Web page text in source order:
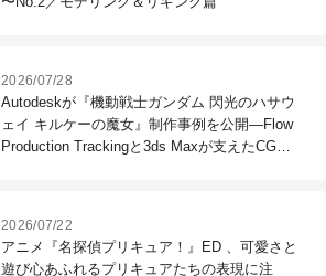
2026/07/28
Autodeskが『機動戦士ガンダム 閃光のハサウ
ェイ キルケーの魔女』制作事例を公開―Flow
Production Trackingと3ds Maxが支えたCG制
2026/07/22
アニメ『名探偵プリキュア！』ED 、可愛さと
遊び心あふれるプリキュアたちの表現に注